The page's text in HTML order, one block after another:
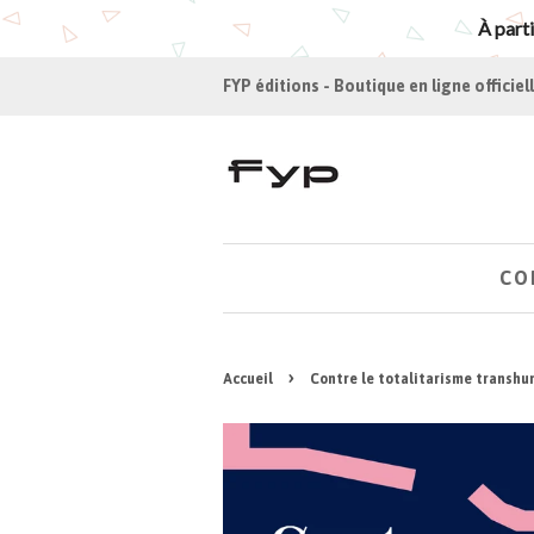
FYP éditions - Boutique en ligne
Accueil › Contre le totalitarisme
À